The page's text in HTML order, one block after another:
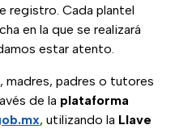
registro. Cada plantel
en la que se realizará
estar atento.
, madres, padres o tutores
de la plataforma
, utilizando la Llave